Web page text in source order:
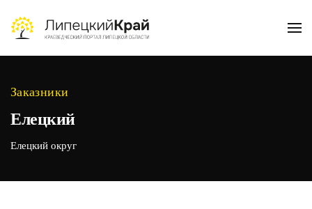
Skip to main content
Заказники
Елецкий
Елецкий округ